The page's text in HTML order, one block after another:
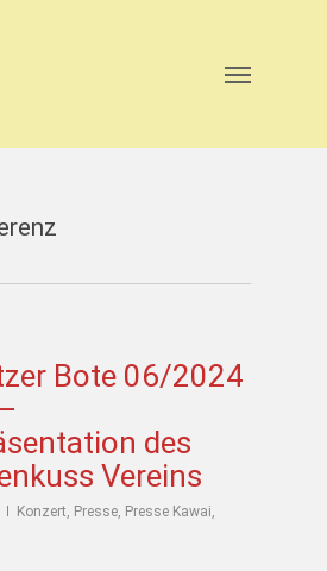
Bote 06/2024
des
Vereins
Konzert, Presse, Presse Kawai,